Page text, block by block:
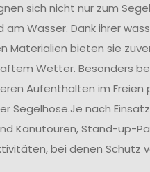
sich nicht nur zum
Wasser. Dank ihrer
Materialien bieten sie
Wetter. Besonders
Aufenthalten im Freien
Segelhose.Je nach
Kanutouren, Stand-up-
bei denen Schutz